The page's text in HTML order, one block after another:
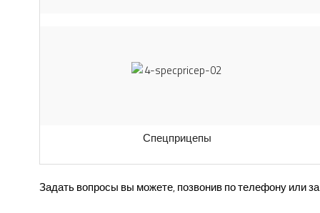
Спецприцепы
Задать вопросы вы можете, позвонив по телефону или